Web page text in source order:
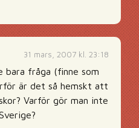
31 mars, 2007 kl. 23:18
bara fråga (finne som
är det så hemskt att
Varför gör man inte